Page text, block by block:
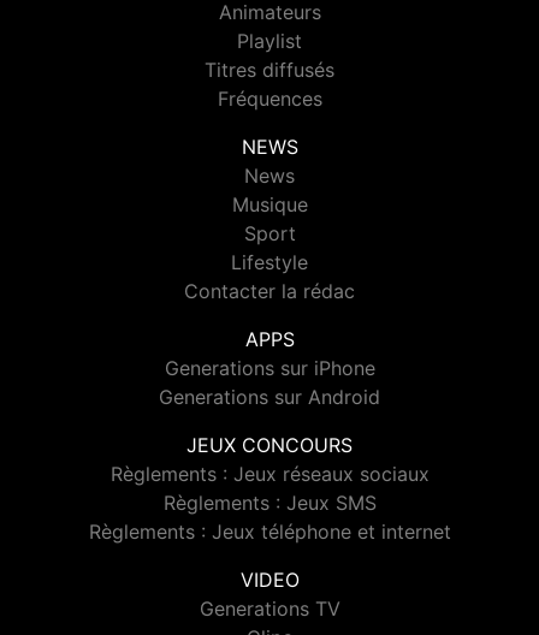
Animateurs
Playlist
Titres diffusés
Fréquences
NEWS
News
Musique
Sport
Lifestyle
Contacter la rédac
APPS
Generations sur iPhone
Generations sur Android
JEUX CONCOURS
Règlements : Jeux réseaux sociaux
Règlements : Jeux SMS
Règlements : Jeux téléphone et internet
VIDEO
Generations TV